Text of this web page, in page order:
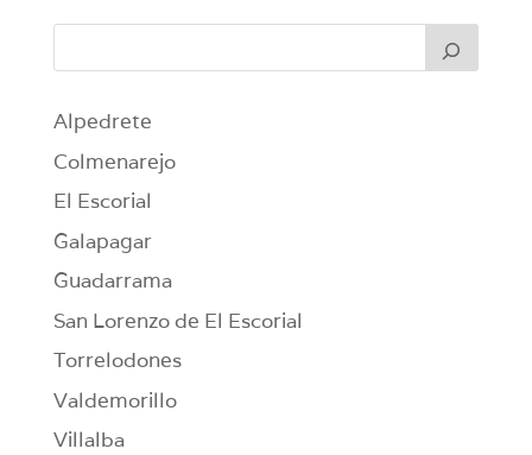
Alpedrete
Colmenarejo
El Escorial
Galapagar
Guadarrama
San Lorenzo de El Escorial
Torrelodones
Valdemorillo
Villalba